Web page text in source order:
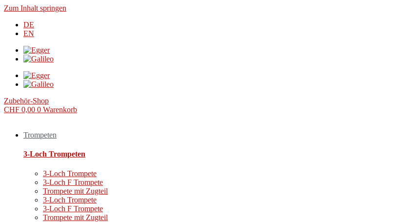
Zum Inhalt springen
DE
EN
Zubehör-Shop
CHF 0,00 0 Warenkorb
Trompeten
3-Loch Trompeten
3-Loch Trompete
3-Loch F Trompete
Trompete mit Zugteil
3-Loch Trompete
3-Loch F Trompete
Trompete mit Zugteil